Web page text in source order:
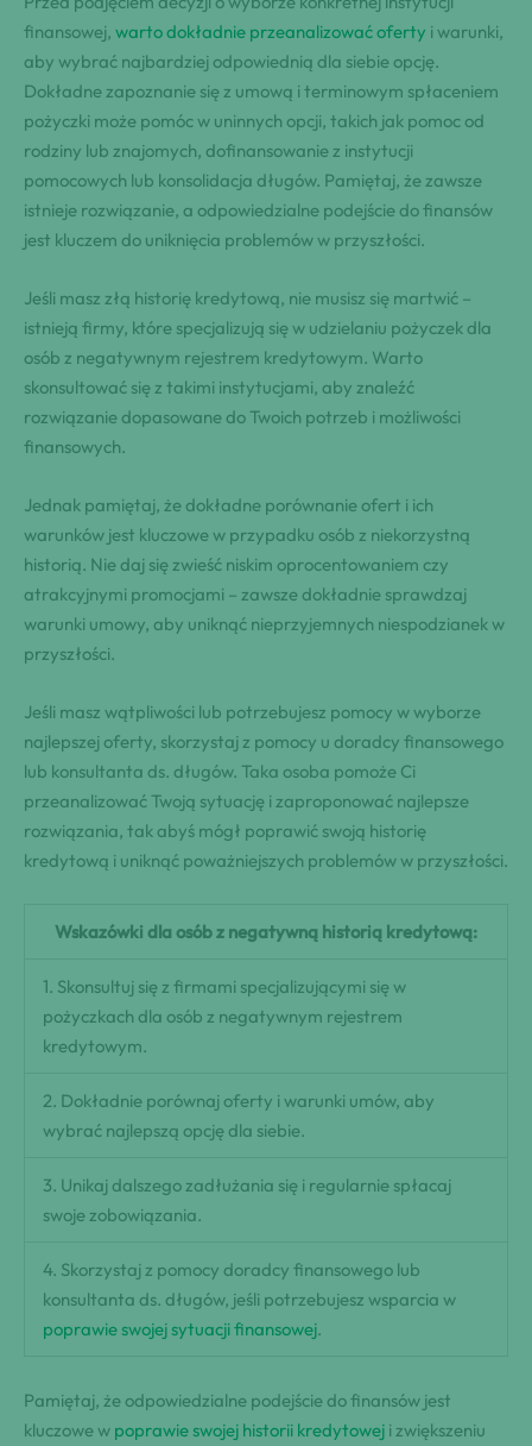
finansowej, warto dokładnie przeanalizować oferty i warunki,
aby wybrać najbardziej odpowiednią dla siebie opcję.
Dokładne zapoznanie się z umową i terminowym spłaceniem
pożyczki może pomóc w uninnych opcji, takich jak pomoc od
rodziny lub znajomych, dofinansowanie z instytucji
pomocowych lub konsolidacja długów. Pamiętaj, że zawsze
istnieje rozwiązanie, a odpowiedzialne podejście do finansów
jest kluczem do uniknięcia problemów w przyszłości.
Jeśli masz złą historię kredytową, nie musisz się martwić –
istnieją firmy, które specjalizują się w udzielaniu pożyczek dla
osób z negatywnym rejestrem kredytowym. Warto
skonsultować się z takimi instytucjami, aby znaleźć
rozwiązanie dopasowane do Twoich potrzeb i możliwości
finansowych.
Jednak pamiętaj, że dokładne porównanie ofert i ich
warunków jest kluczowe w przypadku osób z niekorzystną
historią. Nie daj się zwieść niskim oprocentowaniem czy
atrakcyjnymi promocjami – zawsze dokładnie sprawdzaj
warunki umowy, aby uniknąć nieprzyjemnych niespodzianek w
przyszłości.
Jeśli masz wątpliwości lub potrzebujesz pomocy w wyborze
najlepszej oferty, skorzystaj z pomocy u doradcy finansowego
lub konsultanta ds. długów. Taka osoba pomoże Ci
przeanalizować Twoją sytuację i zaproponować najlepsze
rozwiązania, tak abyś mógł poprawić swoją historię
kredytową i uniknąć poważniejszych problemów w przyszłości.
Wskazówki dla osób z negatywną historią kredytową:
1. Skonsultuj się z firmami specjalizującymi się w
pożyczkach dla osób z negatywnym rejestrem
kredytowym.
2. Dokładnie porównaj oferty i warunki umów, aby
wybrać najlepszą opcję dla siebie.
3. Unikaj dalszego zadłużania się i regularnie spłacaj
swoje zobowiązania.
4. Skorzystaj z pomocy doradcy finansowego lub
konsultanta ds. długów, jeśli potrzebujesz wsparcia w
poprawie swojej sytuacji finansowej.
Pamiętaj, że odpowiedzialne podejście do finansów jest
kluczowe w poprawie swojej historii kredytowej i zwiększeniu